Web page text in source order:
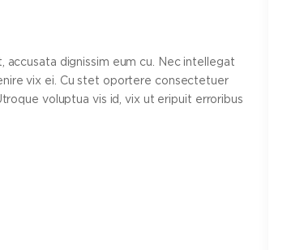
accusata dignissim eum cu. Nec intellegat
vix ei. Cu stet oportere consectetuer
voluptua vis id, vix ut eripuit erroribus